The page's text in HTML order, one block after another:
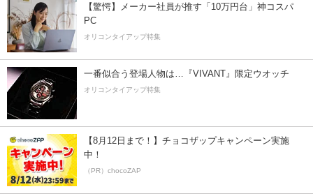
【驚愕】メーカー社員が推す「10万円台」神コスパ
PC
オリコンタイアップ特集
一番似合う登場人物は…『VIVANT』限定ウオッチ
オリコンタイアップ特集
【8月12日まで！】チョコザップキャンペーン実施
中！
（PR）chocoZAP